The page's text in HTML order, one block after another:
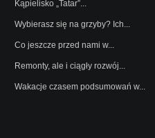
Kąpielisko „Tatar”...
Wybierasz się na grzyby? Ich...
Co jeszcze przed nami w...
Remonty, ale i ciągły rozwój...
Wakacje czasem podsumowań w...